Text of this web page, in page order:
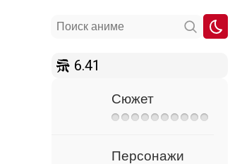
6.41
Сюжет
Персонажи